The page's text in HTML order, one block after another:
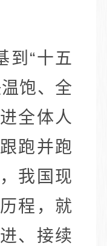
到“十五
饱、全
全体人
跑并跑
我国现
程，就
、接续